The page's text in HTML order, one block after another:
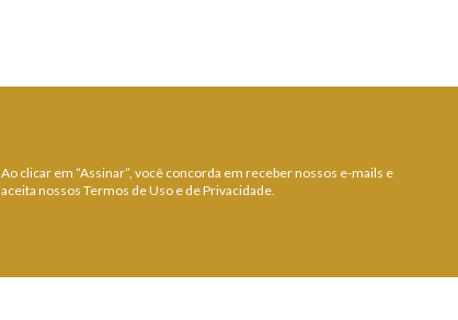
Ao clicar em “Assinar”, você concorda em receber nossos e-mails e
aceita nossos Termos de Uso e de Privacidade.